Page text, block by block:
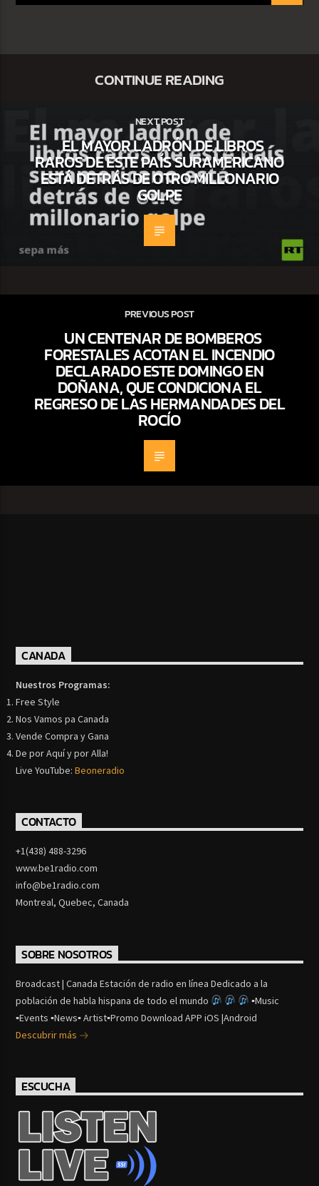
CONTINUE READING
NEXT POST
EL MAYOR LADRÓN DE LIBROS
RAROS DE ESTE PAÍS SURAMERICANO
ESTÁ DETRÁS DE OTRO MILLONARIO
GOLPE
PREVIOUS POST
UN CENTENAR DE BOMBEROS
FORESTALES ACOTAN EL INCENDIO
DECLARADO ESTE DOMINGO EN
DOÑANA, QUE CONDICIONA EL
REGRESO DE LAS HERMANDADES DEL
ROCÍO
CANADA
Nuestros Programas:
Free Style
Nos Vamos pa Canada
Vende Compra y Gana
De por Aquí y por Alla!
Live YouTube:Beoneradio
CONTACTO
+1(438) 488-3296
www.be1radio.com
info@be1radio.com
Montreal, Quebec, Canada
SOBRE NOSOTROS
Broadcast | Canada Estación de radio en línea Dedicado a la
población de habla hispana de todo el mundo
▪Music
▪Events ▪News▪ Artist▪Promo Download APP iOS |Android
Descubrir más
ESCUCHA